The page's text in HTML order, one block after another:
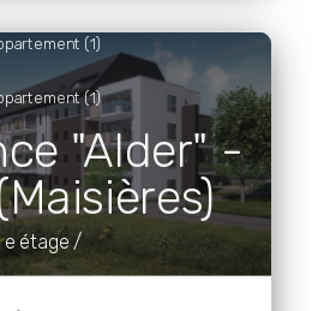
(1)
(1)
"Alder" -
e étage /